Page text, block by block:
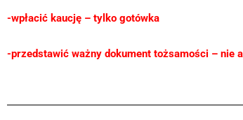
-wpłacić kaucję – tylko gotówka
-przedstawić ważny dokument tożsamości – nie